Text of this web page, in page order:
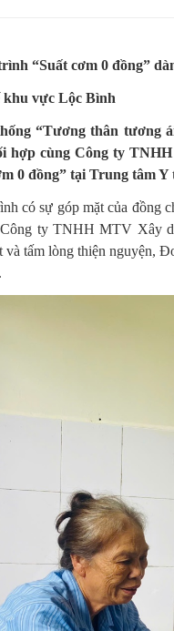
“Suất cơm 0 đồng”
khu vực Lộc Bình
“Tương thân tương
hợp cùng Công ty
0 đồng” tại Trung tâm
có sự góp mặt của đồng
ty TNHH MTV Xây
tấm lòng thiện nguyện,